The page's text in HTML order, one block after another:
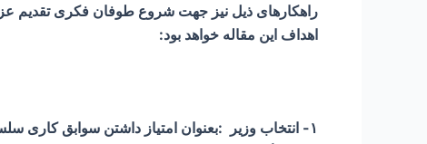
راهکارهای ذیل نیز جهت شروع طوفان فکری تقدیم
اهداف این مقاله خواهد بود:
۱- انتخاب وزیر :بعنوان امتیاز داشتن سوابق کاری